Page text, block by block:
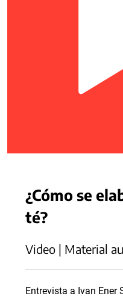
¿Cómo se
té?
Video | Material
Entrevista a Ivan Ener